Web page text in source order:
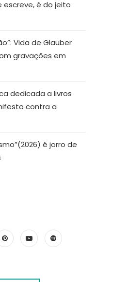
escreve, é do jeito
Vida de Glauber
gravações em
dedicada a livros
contra a
é jorro de